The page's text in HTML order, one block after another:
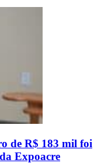
de R$ 183 mil foi
Expoacre